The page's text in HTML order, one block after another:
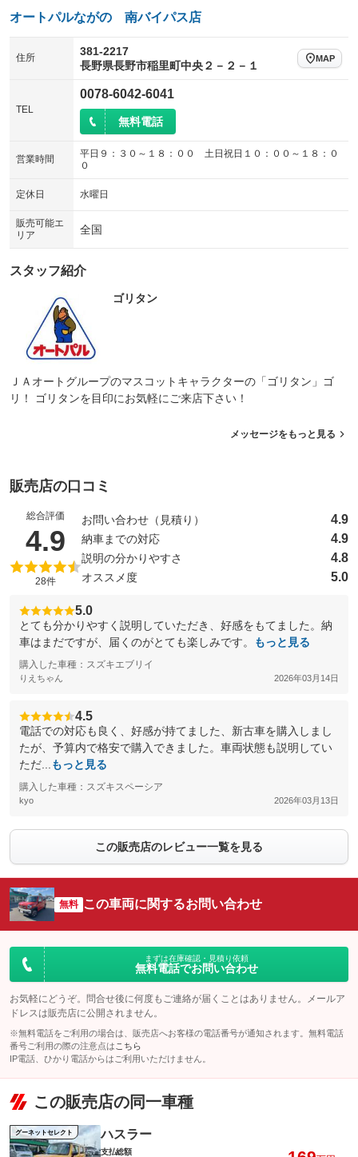
オートパルながの 南バイパス店
住所
381-2217
長野県長野市稲里町中央２－２－１
MAP
TEL
0078-6042-6041
無料電話
営業時間
平日９：３０～１８：００ 土日祝日１０：００～１８：０
０
定休日 水曜日
販売可能エ
リア
全国
スタッフ紹介
ゴリタン
ＪＡオートグループのマスコットキャラクターの「ゴリタン」ゴ
リ！ ゴリタンを目印にお気軽にご来店下さい！
メッセージをもっと見る
販売店の口コミ
総合評価
4.9 （5点満点中）
28件
お問い合わせ（見積り） 4.9
納車までの対応 4.9
説明の分かりやすさ 4.8
オススメ度 5.0
5.0
とても分かりやすく説明していただき、好感をもてました。納
車はまだですが、届くのがとても楽しみです。
もっと見る
購入した車種：スズキエブリイ
りえちゃん 2026年03月14日
4.5
電話での対応も良く、好感が持てました、新古車を購入しまし
たが、予算内で格安で購入できました。車両状態も説明してい
ただ...
もっと見る
購入した車種：スズキスペーシア
kyo 2026年03月13日
この販売店のレビュー一覧を見る
無料 この車両に関するお問い合わせ
まずは在庫確認・見積り依頼
無料電話でお問い合わせ
お気軽にどうぞ。問合せ後に何度もご連絡が届くことはありません。メールア
ドレスは販売店に公開されません。
※無料電話をご利用の場合は、販売店へお客様の電話番号が通知されます。無料電話
番号ご利用の際の注意点は こちら
IP電話、ひかり電話からはご利用いただけません。
この販売店の同一車種
グーネットセレクト ハスラー
支払総額